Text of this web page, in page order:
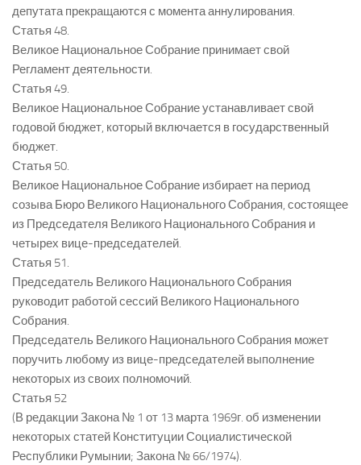
депутата прекращаются с момента аннулирования.
Статья 48.
Великое Национальное Собрание принимает свой
Регламент деятельности.
Статья 49.
Великое Национальное Собрание устанавливает свой
годовой бюджет, который включается в государственный
бюджет.
Статья 50.
Великое Национальное Собрание избирает на период
созыва Бюро Великого Национального Собрания, состоящее
из Председателя Великого Национального Собрания и
четырех вице-председателей.
Статья 51.
Председатель Великого Национального Собрания
руководит работой сессий Великого Национального
Собрания.
Председатель Великого Национального Собрания может
поручить любому из вице-председателей выполнение
некоторых из своих полномочий.
Статья 52
(В редакции Закона № 1 от 13 марта 1969г. об изменении
некоторых статей Конституции Социалистической
Республики Румынии; Закона № 66/1974).